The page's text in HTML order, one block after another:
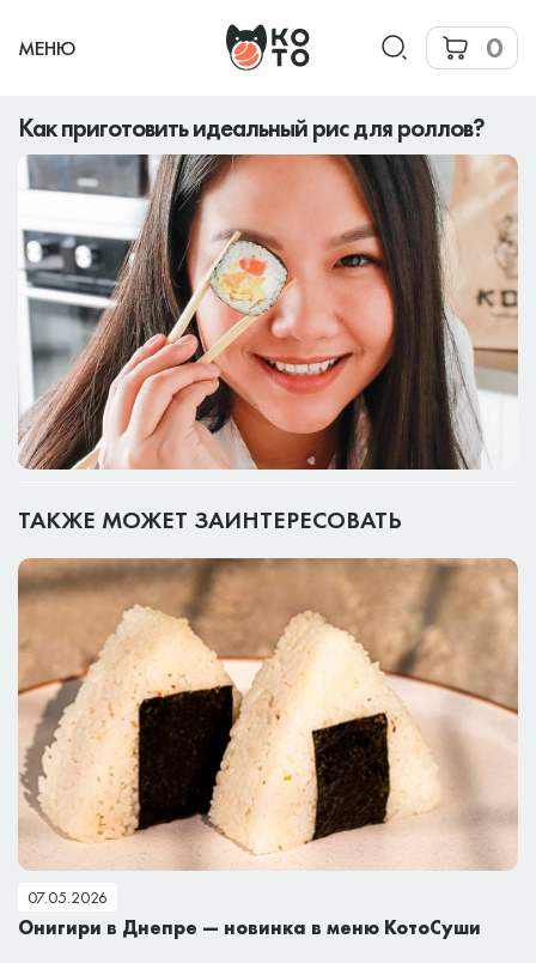
МЕНЮ 0
Как приготовить идеальный рис для роллов?
ТАКЖЕ МОЖЕТ ЗАИНТЕРЕСОВАТЬ
07.05.2026
Онигири в Днепре — новинка в меню КотоСуши